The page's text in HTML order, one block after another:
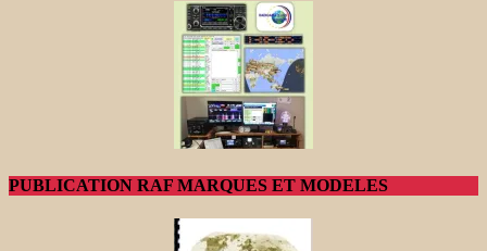
PUBLICATION RAF MARQUES ET MODELES